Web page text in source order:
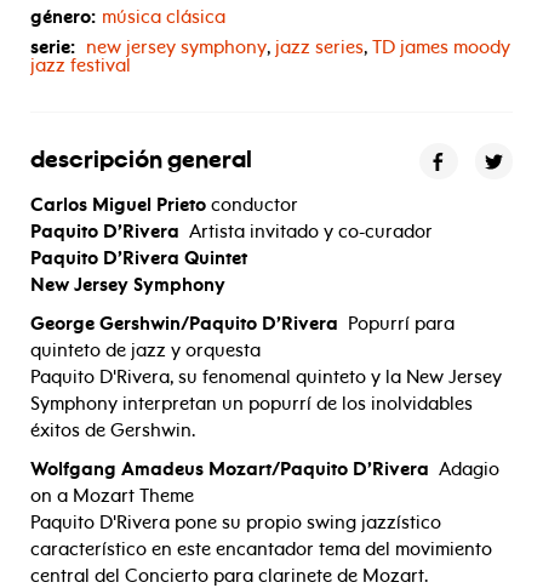
género: música clásica
serie: new jersey symphony, jazz series, TD james moody
jazz festival
descripción general
Carlos Miguel Prieto conductor
Paquito D’Rivera Artista invitado y co-curador
Paquito D’Rivera Quintet
New Jersey Symphony
George Gershwin/Paquito D’Rivera
Popurrí para
quinteto de jazz y orquesta
Paquito D'Rivera, su fenomenal quinteto y la New Jersey
Symphony interpretan un popurrí de los inolvidables
éxitos de Gershwin.
Wolfgang Amadeus Mozart/Paquito D’Rivera Adagio
on a Mozart Theme
Paquito D'Rivera pone su propio swing jazzístico
característico en este encantador tema del movimiento
central del Concierto para clarinete de Mozart.